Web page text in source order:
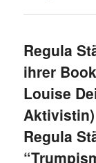
Regula
ihrer
Louise
Regula